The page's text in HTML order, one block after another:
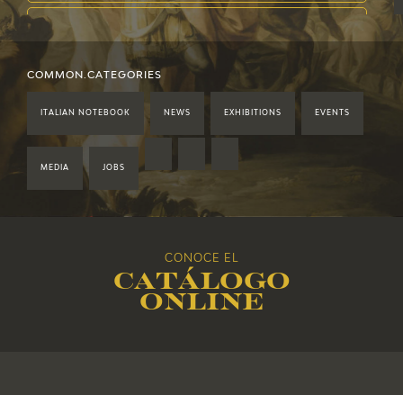
2022
2021
2019
2018
COMMON.CATEGORIES
ITALIAN NOTEBOOK NEWS EXHIBITIONS EVENTS
MEDIA JOBS
CONOCE EL
Catálogo
online